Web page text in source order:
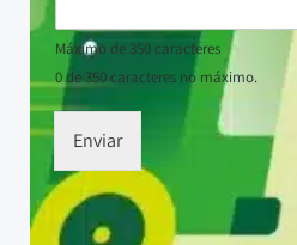
Máximo de 350 caracteres
0 de 350 caracteres no máximo.
Enviar